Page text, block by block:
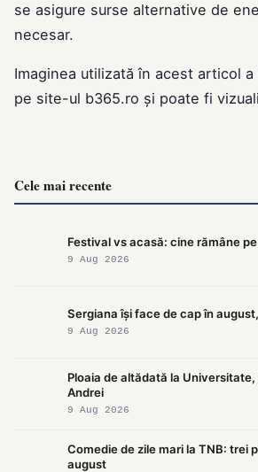
se asigure surse alternative de
necesar.
Imaginea utilizată în acest articol
pe site-ul b365.ro și poate fi
Cele mai recente
Festival vs acasă: cine rămâne
9 Aug 2026
Sergiana își face de cap în
9 Aug 2026
Ploaia de altădată la Universitate,
Andrei
9 Aug 2026
Comedie de zile mari la TNB: trei
august